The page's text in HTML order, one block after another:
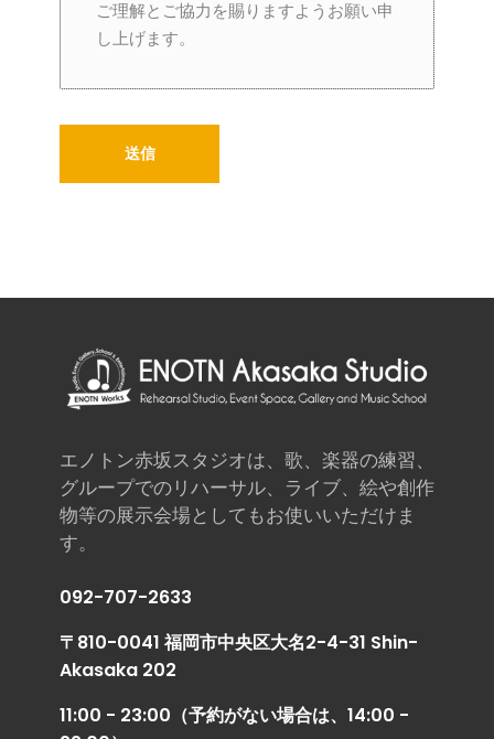
ご理解とご協力を賜りますようお願い申
し上げます。
エノトン赤坂スタジオは、歌、楽器の練習、
グループでのリハーサル、ライブ、絵や創作
物等の展示会場としてもお使いいただけま
す。
092-707-2633
〒810-0041 福岡市中央区大名2-4-31 Shin-
Akasaka 202
11:00 - 23:00（予約がない場合は、14:00 -